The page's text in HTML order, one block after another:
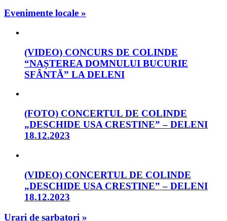
Evenimente locale »
(VIDEO) CONCURS DE COLINDE
“NAȘTEREA DOMNULUI BUCURIE
SFÂNTĂ” LA DELENI
(FOTO) CONCERTUL DE COLINDE
„DESCHIDE USA CRESTINE” – DELENI
18.12.2023
(VIDEO) CONCERTUL DE COLINDE
„DESCHIDE USA CRESTINE” – DELENI
18.12.2023
Urari de sarbatori »